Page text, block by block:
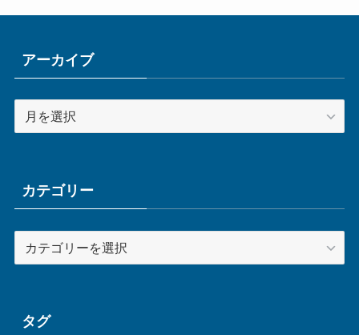
アーカイブ
ー
ブカテゴリー
テ
ータグ